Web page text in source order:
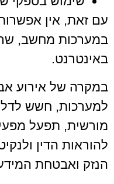
עם זאת, אין
במערכות מחשב,
באינטרנט.
במקרה של אירוע
למערכות, חשש
מורשית, תפעל
להוראות הדין
הנזק ואבטחת